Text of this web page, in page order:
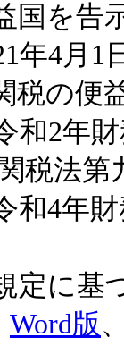
国を告
年4月1
税の便
和2年
税法
和4年
定に基
Word版